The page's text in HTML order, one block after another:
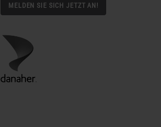
MELDEN SIE SICH JETZT AN!